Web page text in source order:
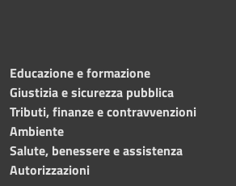
Educazione e formazione
Giustizia e sicurezza pubblica
Tributi, finanze e contravvenzioni
Ambiente
Salute, benessere e assistenza
Autorizzazioni